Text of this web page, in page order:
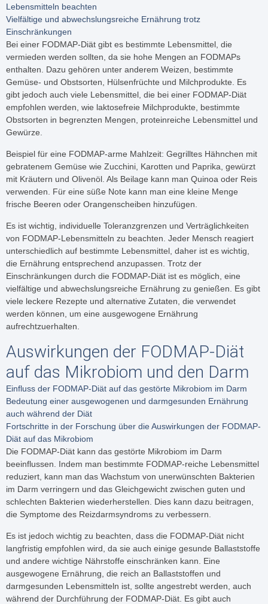
Lebensmitteln beachten
Vielfältige und abwechslungsreiche Ernährung trotz
Einschränkungen
Bei einer FODMAP-Diät gibt es bestimmte Lebensmittel, die
vermieden werden sollten, da sie hohe Mengen an FODMAPs
enthalten. Dazu gehören unter anderem Weizen, bestimmte
Gemüse- und Obstsorten, Hülsenfrüchte und Milchprodukte. Es
gibt jedoch auch viele Lebensmittel, die bei einer FODMAP-Diät
empfohlen werden, wie laktosefreie Milchprodukte, bestimmte
Obstsorten in begrenzten Mengen, proteinreiche Lebensmittel und
Gewürze.
Beispiel für eine FODMAP-arme Mahlzeit: Gegrilltes Hähnchen mit
gebratenem Gemüse wie Zucchini, Karotten und Paprika, gewürzt
mit Kräutern und Olivenöl. Als Beilage kann man Quinoa oder Reis
verwenden. Für eine süße Note kann man eine kleine Menge
frische Beeren oder Orangenscheiben hinzufügen.
Es ist wichtig, individuelle Toleranzgrenzen und Verträglichkeiten
von FODMAP-Lebensmitteln zu beachten. Jeder Mensch reagiert
unterschiedlich auf bestimmte Lebensmittel, daher ist es wichtig,
die Ernährung entsprechend anzupassen. Trotz der
Einschränkungen durch die FODMAP-Diät ist es möglich, eine
vielfältige und abwechslungsreiche Ernährung zu genießen. Es gibt
viele leckere Rezepte und alternative Zutaten, die verwendet
werden können, um eine ausgewogene Ernährung
aufrechtzuerhalten.
Auswirkungen der FODMAP-Diät
auf das Mikrobiom und den Darm
Einfluss der FODMAP-Diät auf das gestörte Mikrobiom im Darm
Bedeutung einer ausgewogenen und darmgesunden Ernährung
auch während der Diät
Fortschritte in der Forschung über die Auswirkungen der FODMAP-
Diät auf das Mikrobiom
Die FODMAP-Diät kann das gestörte Mikrobiom im Darm
beeinflussen. Indem man bestimmte FODMAP-reiche Lebensmittel
reduziert, kann man das Wachstum von unerwünschten Bakterien
im Darm verringern und das Gleichgewicht zwischen guten und
schlechten Bakterien wiederherstellen. Dies kann dazu beitragen,
die Symptome des Reizdarmsyndroms zu verbessern.
Es ist jedoch wichtig zu beachten, dass die FODMAP-Diät nicht
langfristig empfohlen wird, da sie auch einige gesunde Ballaststoffe
und andere wichtige Nährstoffe einschränken kann. Eine
ausgewogene Ernährung, die reich an Ballaststoffen und
darmgesunden Lebensmitteln ist, sollte angestrebt werden, auch
während der Durchführung der FODMAP-Diät. Es gibt auch